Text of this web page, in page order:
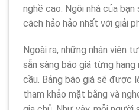
nghề cao. Ngôi nhà của
cách hảo hảo nhất với giải
Ngoài ra, những nhân viên
sẵn sàng báo giá từng
cầu. Bảng báo giá sẽ được
tham khảo mặt bằng và